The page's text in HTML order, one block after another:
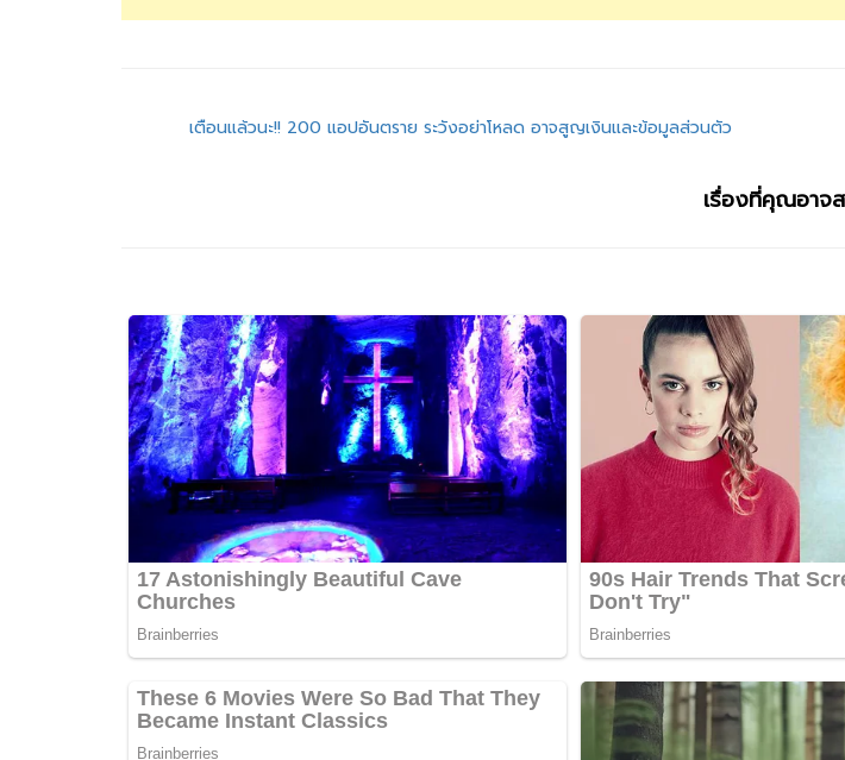
แนะแนว
เตือนแล้วนะ!! 200 แอปอันตราย ระวังอย่าโหลด อาจสูญเงินและข้อมูลส่วนตัว
เรื่องที่คุณอาจ